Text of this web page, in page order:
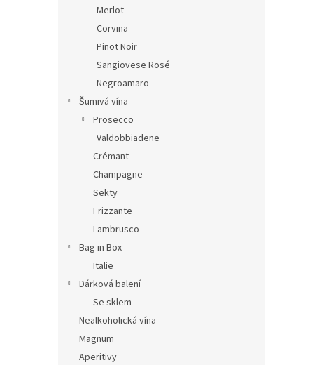
Merlot
Corvina
Pinot Noir
Sangiovese Rosé
Negroamaro
Šumivá vína
Prosecco
Valdobbiadene
Crémant
Champagne
Sekty
Frizzante
Lambrusco
Bag in Box
Italie
Dárková balení
Se sklem
Nealkoholická vína
Magnum
Aperitivy